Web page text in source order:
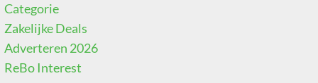
Categorie
Zakelijke Deals
Adverteren 2026
ReBo Interest